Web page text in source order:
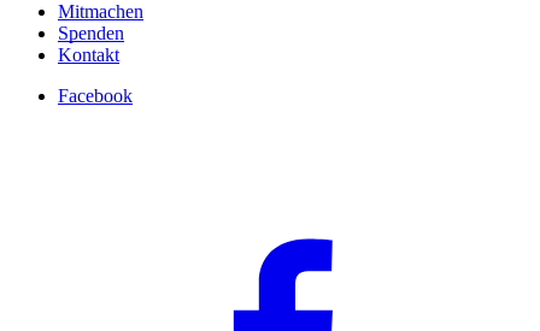
Mitmachen
Spenden
Kontakt
Facebook